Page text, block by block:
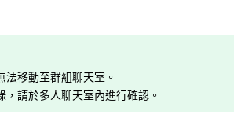
移動至群組聊天室。
請於多人聊天室內進行確認。